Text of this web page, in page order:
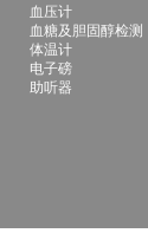
血压计
血糖及胆固醇检测
体温计
电子磅
助听器